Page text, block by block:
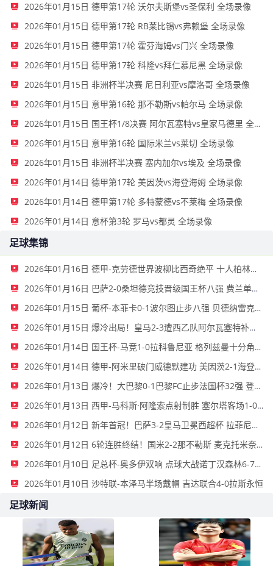
2026年01月15日 德甲第17轮 沃尔夫斯堡vs圣保利 全场录像
2026年01月15日 德甲第17轮 RB莱比锡vs弗赖堡 全场录像
2026年01月15日 德甲第17轮 霍芬海姆vs门兴 全场录像
2026年01月15日 德甲第17轮 科隆vs拜仁慕尼黑 全场录像
2026年01月15日 非洲杯半决赛 尼日利亚vs摩洛哥 全场录像
2026年01月15日 意甲第16轮 那不勒斯vs帕尔马 全场录像
2026年01月15日 国王杯1/8决赛 阿尔瓦塞特vs皇家马德里 全场录像
2026年01月15日 意甲第16轮 国际米兰vs莱切 全场录像
2026年01月15日 非洲杯半决赛 塞内加尔vs埃及 全场录像
2026年01月14日 德甲第17轮 美因茨vs海登海姆 全场录像
2026年01月14日 德甲第17轮 多特蒙德vs不莱梅 全场录像
2026年01月14日 意杯第3轮 罗马vs都灵 全场录像
足球集锦
2026年01月16日 德甲-克劳德世界波柳比西奇绝平 十人柏林联合1-1奥格斯堡
2026年01月16日 巴萨2-0桑坦德竞技晋级国王杯八强 费兰单刀球破门亚马尔建功
2026年01月15日 葡杯-本菲卡0-1波尔图止步八强 贝德纳雷克制胜帕夫利季斯失良机
2026年01月15日 爆冷出局！皇马2-3遭西乙队阿尔瓦塞特补时绝杀 无缘国王杯8强
2026年01月14日 国王杯-马竞1-0拉科鲁尼亚 格列兹曼十分角任意球破门+远射中横梁
2026年01月14日 德甲-阿米里破门威德默建功 美因茨2-1海登海姆
2026年01月13日 爆冷！大巴黎0-1巴黎FC止步法国杯32强 登贝莱失单刀埃梅里中框
2026年01月13日 西甲-马科斯·阿隆索点射制胜 塞尔塔客场1-0塞维利亚
2026年01月12日 新年首冠！巴萨3-2皇马卫冕西超杯 拉菲尼亚双响维尼修斯一条龙
2026年01月12日 6轮连胜终结！国米2-2那不勒斯 麦克托米奈双响恰20点射孔蒂染红
2026年01月10日 足总杯-奥多伊双响 点球大战诺丁汉森林6-7雷克瑟姆
2026年01月10日 沙特联-本泽马半场戴帽 吉达联合4-0拉斯永恒
足球新闻